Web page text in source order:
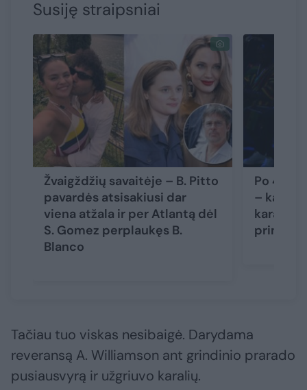
Susiję straipsniai
Žvaigždžių savaitėje – B. Pitto
pavardės atsisakiusi dar
viena atžala ir per Atlantą dėl
S. Gomez perplaukęs B.
Blanco
Po 4
–
princo
Tačiau tuo viskas nesibaigė. Darydama
reveransą A. Williamson ant grindinio prarado
pusiausvyrą ir užgriuvo karalių.